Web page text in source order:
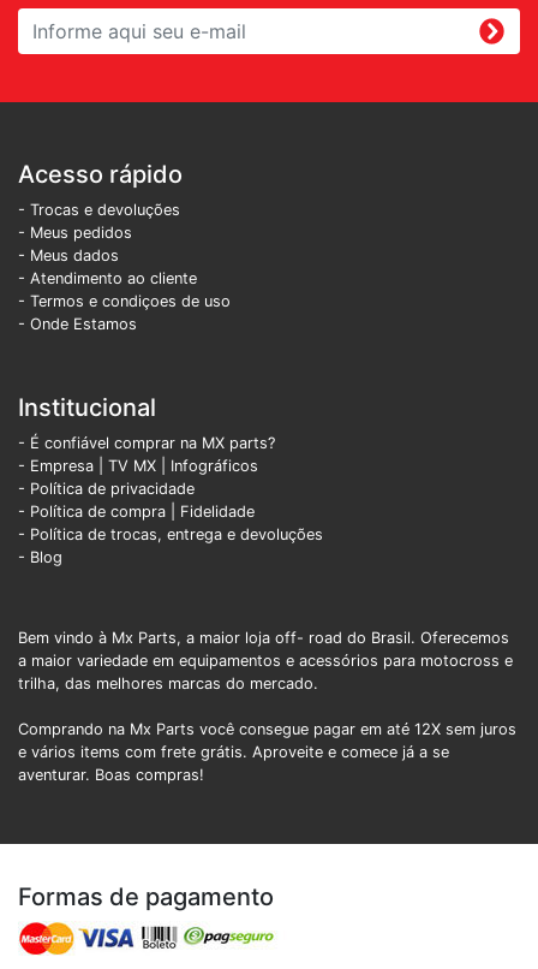
Acesso rápido
- Trocas e devoluções
- Meus pedidos
- Meus dados
- Atendimento ao cliente
- Termos e condiçoes de uso
- Onde Estamos
Institucional
- É confiável comprar na MX parts?
- Empresa
TV MX
Infográficos
- Política de privacidade
- Política de compra | Fidelidade
- Política de trocas, entrega e devoluções
- Blog
Bem vindo à Mx Parts, a maior loja off- road do Brasil. Oferecemos
a maior variedade em equipamentos e acessórios para motocross e
trilha, das melhores marcas do mercado.
Comprando na Mx Parts você consegue pagar em até 12X sem juros
e vários items com frete grátis. Aproveite e comece já a se
aventurar. Boas compras!
Formas de pagamento